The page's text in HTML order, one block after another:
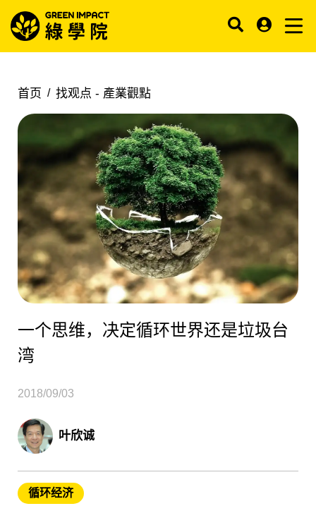
首页 找观点 - 產業觀點
一个思维，决定循环世界还是垃圾台
湾
2018/09/03
叶欣诚
循环经济